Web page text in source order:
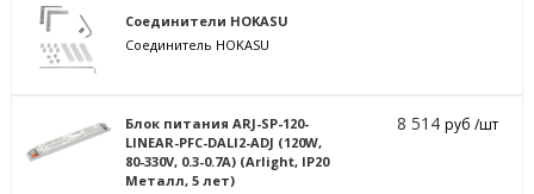
Соединители HOKASU
Соединитель HOKASU
Блок питания ARJ-SP-120-
LINEAR-PFC-DALI2-ADJ (120W,
80-330V, 0.3-0.7A) (Arlight, IP20
Металл, 5 лет)
8 514руб /шт